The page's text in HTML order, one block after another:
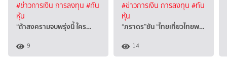
#ข่าวการเงิน การลงทุน #ทัน
หุ้น
“ถ้าสงครามจบพรุ่งนี้ ใคร…
9
#ข่าวการเงิน การลงทุน #ทัน
หุ้น
“ภราดร”ยัน “ไทยเที่ยวไทยพ…
14